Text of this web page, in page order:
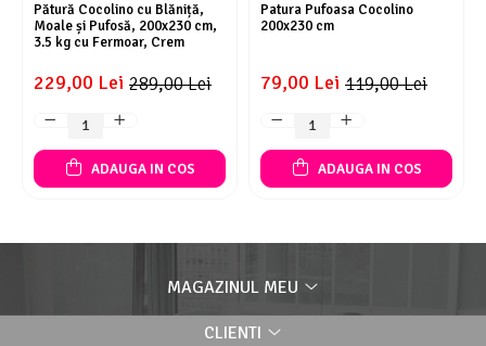
Pătură Cocolino cu Blăniță,
Moale și Pufosă, 200x230 cm,
3.5 kg cu Fermoar, Crem
289,00 Lei
229,00 Lei
ADAUGA IN COS
Patura Pufoasa Cocolino
200x230 cm
119,00 Lei
79,00 Lei
ADAUGA IN COS
MAGAZINUL MEU
CLIENTI